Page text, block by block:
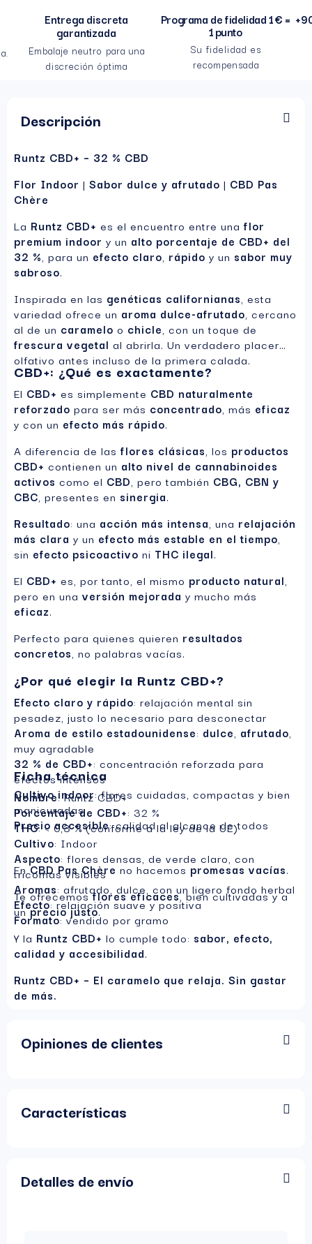
Entrega discreta
garantizada
Embalaje neutro para una
discreción óptima
Programa de fidelidad 1 € =
1 punto
Su fidelidad es
recompensada
Descripción
Runtz CBD+ – 32 % CBD
Flor Indoor | Sabor dulce y afrutado | CBD Pas
Chère
La Runtz CBD+ es el encuentro entre una flor
premium indoor y un alto porcentaje de CBD+ del
32 % , para un efecto claro rápido y un sabor muy
sabroso.
Inspirada en las genéticas californianas , esta
variedad ofrece un aroma dulce-afrutado , cercano
al de un caramelo o chicle , con un toque de
frescura vegetal al abrirla. Un verdadero placer
olfativo antes incluso de la primera calada.
CBD+: ¿Qué es exactamente?
El CBD+ es simplemente CBD naturalmente
reforzado para ser más concentrado , más eficaz
y con un efecto más rápido.
A diferencia de las flores clásicas , los productos
CBD+ contienen un alto nivel de cannabinoides
activos como el CBD , pero también CBG, CBN y
CBC , presentes en sinergia.
Resultado: una acción más intensa , una relajación
más clara y un efecto más estable en el tiempo
sin efecto psicoactivo ni THC ilegal.
El CBD+ es, por tanto, el mismo producto natural
pero en una versión mejorada y mucho más
eficaz.
Perfecto para quienes quieren resultados
concretos , no palabras vacías.
¿Por qué elegir la Runtz CBD+?
Efecto claro y rápido: relajación mental sin
pesadez, justo lo necesario para desconectar
Aroma de estilo estadounidense: dulce afrutado
muy agradable
32 % de CBD+: concentración reforzada para
efectos intensos
Cultivo indoor: flores cuidadas, compactas y bien
manicuradas
Precio accesible: calidad al alcance de todos
Ficha técnica
Nombre: Runtz CBD+
Porcentaje de CBD+: 32 %
THC: < 0,3 % (conforme a la ley de la UE)
Cultivo: Indoor
Aspecto: flores densas, de verde claro, con
tricomas visibles
Aromas: afrutado, dulce, con un ligero fondo herbal
Efecto: relajación suave y positiva
Formato: vendido por gramo
EnCBD Pas Chère no hacemos promesas vacías.
Te ofrecemosflores eficaces, bien cultivadas y a
unprecio justo.
Y la Runtz CBD+ lo cumple todo: sabor, efecto,
calidad y accesibilidad.
Runtz CBD+ – El caramelo que relaja. Sin gastar
de más.
Opiniones de clientes
Características
Detalles de envío